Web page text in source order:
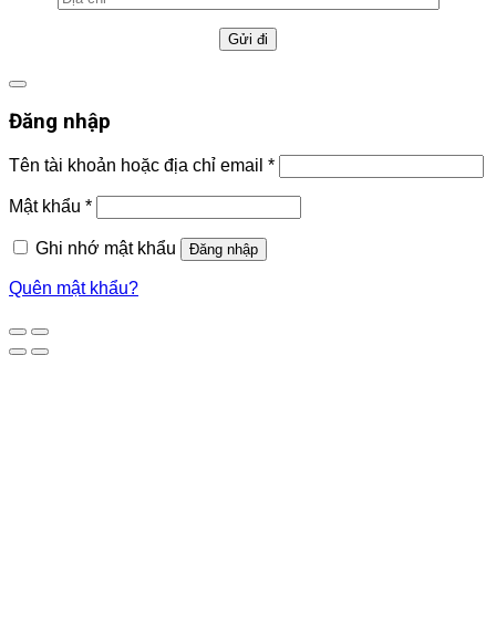
Đăng nhập
Tên tài khoản hoặc địa chỉ email *
Mật khẩu *
Ghi nhớ mật khẩu Đăng nhập
Quên mật khẩu?